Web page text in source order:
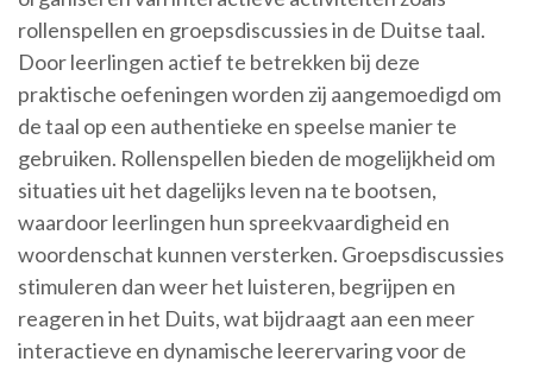
rollenspellen en groepsdiscussies in de Duitse taal.
Door leerlingen actief te betrekken bij deze
praktische oefeningen worden zij aangemoedigd om
de taal op een authentieke en speelse manier te
gebruiken. Rollenspellen bieden de mogelijkheid om
situaties uit het dagelijks leven na te bootsen,
waardoor leerlingen hun spreekvaardigheid en
woordenschat kunnen versterken. Groepsdiscussies
stimuleren dan weer het luisteren, begrijpen en
reageren in het Duits, wat bijdraagt aan een meer
interactieve en dynamische leerervaring voor de